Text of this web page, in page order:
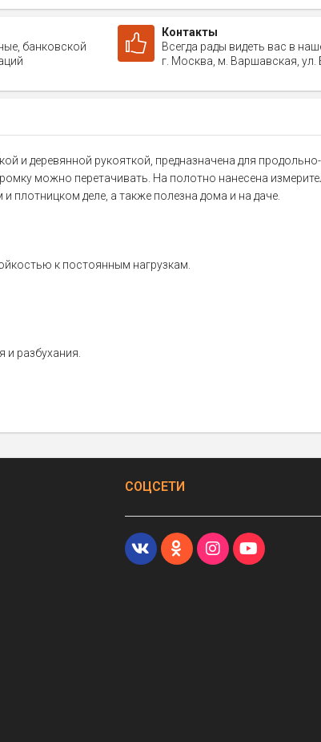
банковской
Контакты
Всегда рады видеть вас в
г. Москва, м. Варшавская, ул.
и деревянной рукояткой, предназначена для
можно перетачивать. На полотно нанесена
плотницком деле, а также полезна дома и на даче.
к постоянным нагрузкам.
и разбухания.
СОЦСЕТИ